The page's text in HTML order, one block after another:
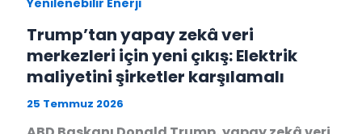
Yenilenebilir Enerji
Trump’tan yapay zekâ veri
merkezleri için yeni çıkış: Elektrik
maliyetini şirketler karşılamalı
25 Temmuz 2026